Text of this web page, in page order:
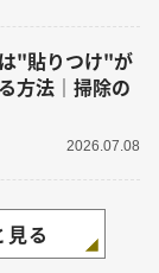
"貼りつけ"が
方法｜掃除の
2026.07.08
る